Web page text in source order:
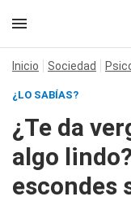
Inicio Sociedad
¿LO SABÍAS?
¿Te da
algo
escondes